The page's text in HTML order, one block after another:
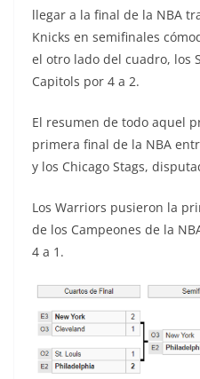
llegar a la final de la NBA
Knicks en semifinales
el otro lado del cuadro, los
Capitols por 4 a 2.
El resumen de todo aquel
primera final de la NBA
y los Chicago Stags,
Los Warriors pusieron la
de los Campeones de la
4 a 1.